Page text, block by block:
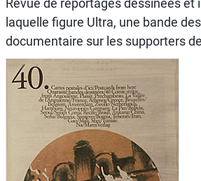
Revue de reportages dessinées et
laquelle figure Ultra, une bande
documentaire sur les supporters